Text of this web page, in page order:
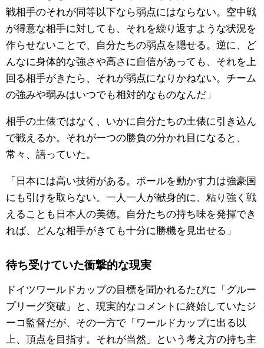
戦相手のそれが同等以下なら弱点にはならない。空中戦
が得意な相手に対しても、それを繰り返すような状況を
作らせないことで、自分たちの弱点を隠せる。逆に、ど
んなに身体的な強さや高さに自信があっても、それを上
回る相手がきたら、それが弱点になりかねない。チーム
の強みや弱みはいつでも相対的なものなんだ」
相手の土俵ではなく、いかに自分たちの土俵に引き込ん
で戦えるか。それが一つの勝負の分かれ目になると、
常々、語っていた。
「日本には高い技術がある。ボールを動かす力は強豪国
にも引けを取らない。一人一人が献身的に、粘り強く戦
えることも日本人の美徳。自分たちの持ち味を発揮でき
れば、どんな相手がきても十分に勝機を見出せる」
待ち受けていた衝撃的な現実
ドイツワールドカップの目標を聞かれるたびに「グルー
プリーグ突破」と、現実的なコメントに終始していたジ
ーコ監督だが、その一方で「ワールドカップに出る以
上、頂点を目指す。それが当然」という考え方の持ち主